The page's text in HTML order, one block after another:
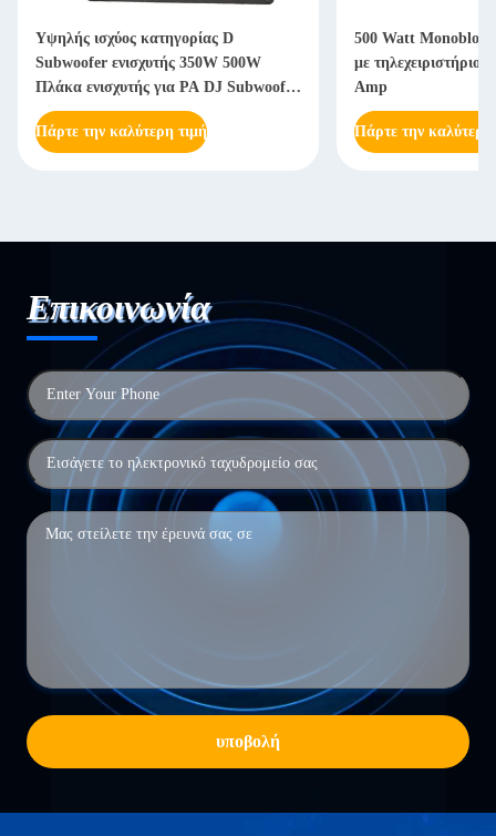
Υψηλής ισχύος κατηγορίας D
Subwoofer ενισχυτής 350W 500W
Πλάκα ενισχυτής για PA DJ Subwoofer
ντουλάπια
Πάρτε την καλύτερη τιμή
500 Watt Monoblock
με
Amp
Πάρτε την καλύτερη
Επικοινωνία
υποβολή